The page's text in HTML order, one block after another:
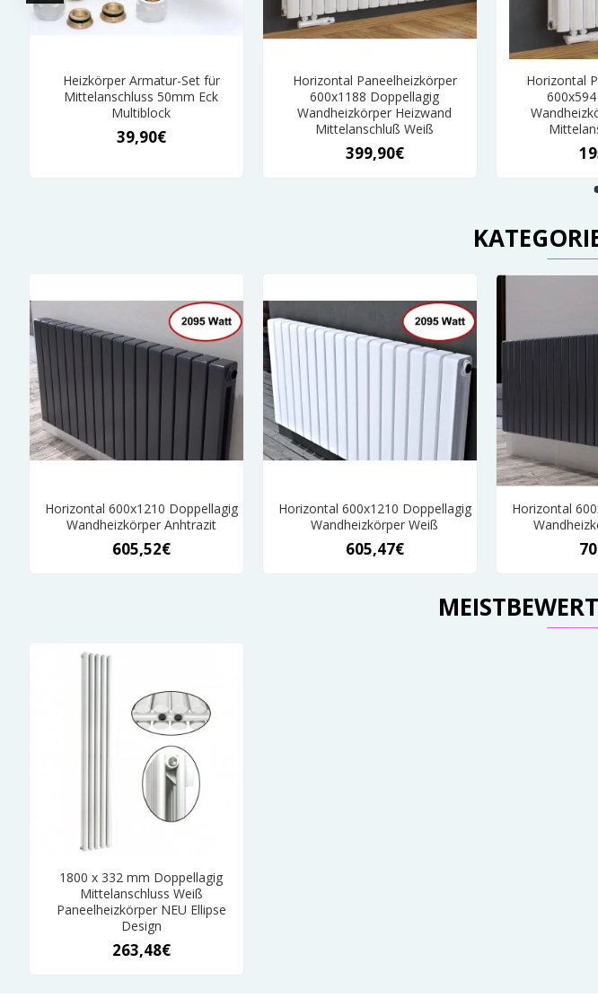
Heizkörper Armatur-Set für
Mittelanschluss 50mm Eck
Multiblock
39,90€
Horizontal Paneelheizkörper
600x1188 Doppellagig
Wandheizkörper Heizwand
Mittelanschluß Weiß
399,90€
Horizontal
Horizontal 600x1210 Doppellagig
Wandheizkörper Anhtrazit
605,52€
Horizontal 600x1210 Doppellagig
Wandheizkörper Weiß
605,47€
Horizontal
1800 x 332 mm Doppellagig
Mittelanschluss Weiß
Paneelheizkörper NEU Ellipse
Design
263,48€